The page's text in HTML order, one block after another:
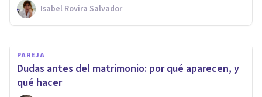
Isabel Rovira Salvador
Arturo Torres
PAREJA
Dudas antes del matrimonio: por qué aparecen, y
qué hacer